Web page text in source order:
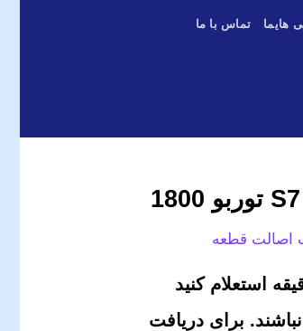
هایما تماس با ما
اصالت قطعه
استعلام کنید
برای دریافت